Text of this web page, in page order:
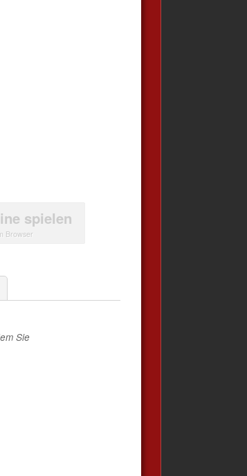
spielen
Browser
Sie